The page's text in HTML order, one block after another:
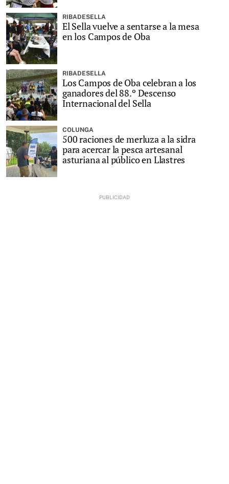
RIBADESELLA
El Sella vuelve a sentarse a la mesa
en los Campos de Oba
RIBADESELLA
Los Campos de Oba celebran a los
ganadores del 88.º Descenso
Internacional del Sella
COLUNGA
500 raciones de merluza a la sidra
para acercar la pesca artesanal
asturiana al público en Llastres